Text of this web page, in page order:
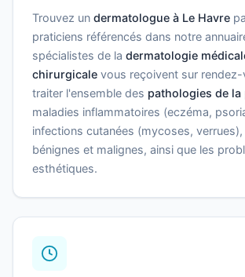
Trouvez un dermatologue à Le Havre
praticiens référencés dans notre
spécialistes de la dermatologie
chirurgicale vous reçoivent sur
traiter l'ensemble des pathologies de la
maladies inflammatoires (eczéma,
infections cutanées (mycoses,
bénignes et malignes, ainsi que les
esthétiques.